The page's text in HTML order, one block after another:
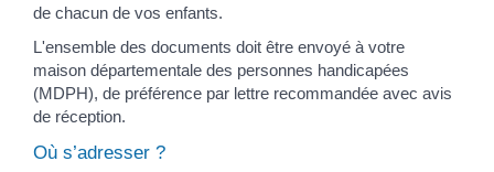
de chacun de vos enfants.
L'ensemble des documents doit être envoyé à votre
maison départementale des personnes handicapées
(MDPH), de préférence par lettre recommandée avec avis
de réception.
Où s’adresser ?